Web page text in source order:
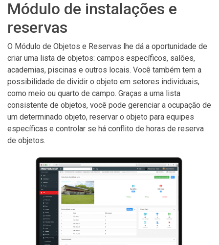
Módulo de instalações e
reservas
O Módulo de Objetos e Reservas lhe dá a oportunidade de
criar uma lista de objetos: campos específicos, salões,
academias, piscinas e outros locais. Você também tem a
possibilidade de dividir o objeto em setores individuais,
como meio ou quarto de campo. Graças a uma lista
consistente de objetos, você pode gerenciar a ocupação de
um determinado objeto, reservar o objeto para equipes
específicas e controlar se há conflito de horas de reserva
de objetos.